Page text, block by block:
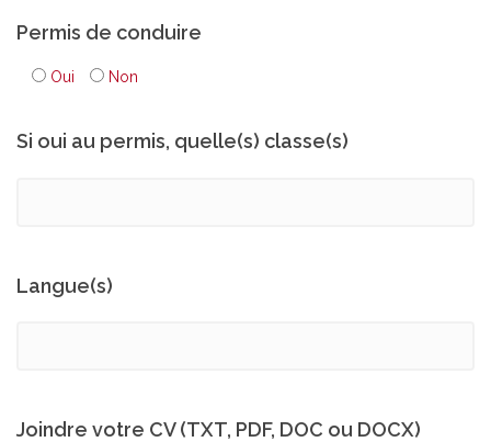
Permis de conduire
Oui Non
Si oui au permis, quelle(s) classe(s)
Langue(s)
Joindre votre CV (TXT, PDF, DOC ou DOCX)